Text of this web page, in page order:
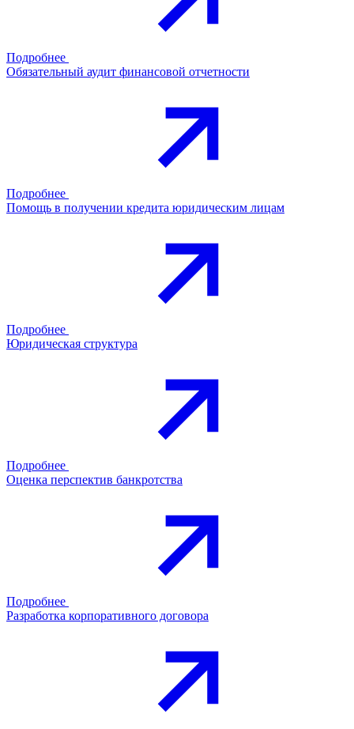
Подробнее
Обязательный аудит финансовой отчетности
Подробнее
Помощь в получении кредита юридическим лицам
Подробнее
Юридическая структура
Подробнее
Оценка перспектив банкротства
Подробнее
Разработка корпоративного договора